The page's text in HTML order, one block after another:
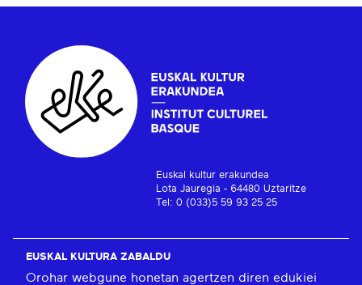
Euskal kultur erakundea
Lota Jauregia - 64480 Uztaritze
Tel: 0 (033)5 59 93 25 25
EUSKAL KULTURA ZABALDU
Orohar webgune honetan agertzen diren edukiei